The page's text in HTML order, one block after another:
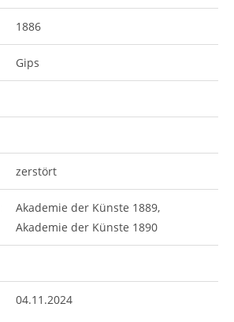
1886
Gips
zerstört
Akademie der Künste 1889,
Akademie der Künste 1890
04.11.2024